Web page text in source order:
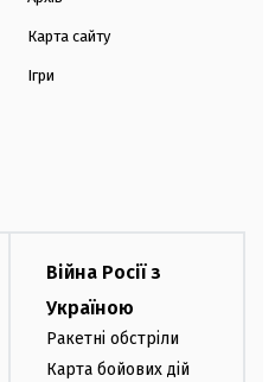
Карта сайту
Ігри
Війна Росії з
Україною
Ракетні обстріли
Карта бойових дій